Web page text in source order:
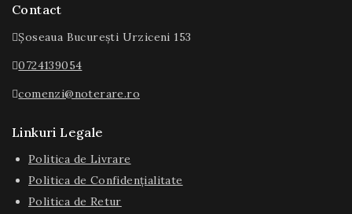
Contact
Șoseaua București Urziceni 153
0724139054
comenzi@noterare.ro
Linkuri Legale
Politica de Livrare
Politica de Confidențialitate
Politica de Retur